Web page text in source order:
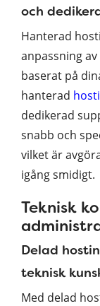
och
Hanterad
anpassning
baserat på
hanterad
dedikerad
snabb och
vilket är
igång smidigt.
Teknisk
Delad
teknisk
Med delad